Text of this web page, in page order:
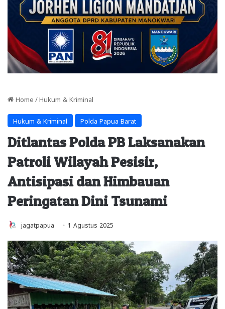
Home / Hukum & Kriminal
Hukum & Kriminal Polda Papua Barat
Ditlantas Polda PB Laksanakan
Patroli Wilayah Pesisir,
Antisipasi dan Himbauan
Peringatan Dini Tsunami
jagatpapua 1 Agustus 2025